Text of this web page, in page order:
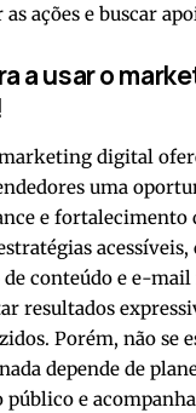
ações e buscar
a usar o
digital
uma
e fortalecimento
acessíveis,
de conteúdo e e-
resultados
Porém, não se
depende de
e